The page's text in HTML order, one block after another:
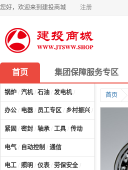
您好，欢迎来到建投商城 注册
首页 集团保障服务专区
锅炉 / 汽机/ 石油 / 发电机/
办公 / 电器 / 员工专区 / 乡村振兴 /
紧固 / 密封 / 轴承 / 工具 / 传动
电气 / 自动控制 / 通信
电工 / 照明 / 仪表 / 劳保安全 /
首页